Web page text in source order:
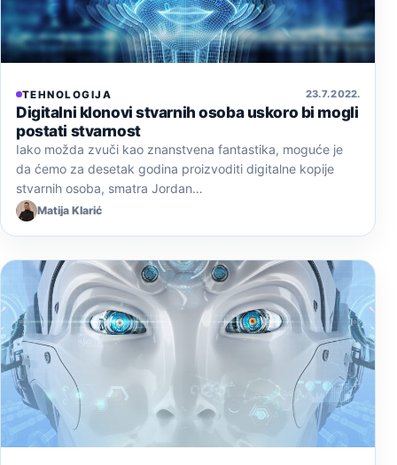
TEHNOLOGIJA 23. 7. 2022.
Digitalni klonovi stvarnih osoba uskoro bi mogli
postati stvarnost
Iako možda zvuči kao znanstvena fantastika, moguće je
da ćemo za desetak godina proizvoditi digitalne kopije
stvarnih osoba, smatra Jordan…
Matija Klarić